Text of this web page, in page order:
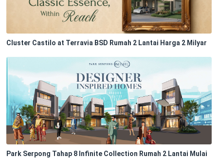
Cluster Castilo at Terravia BSD Rumah 2 Lantai Harga 2 Milyar
Park Serpong Tahap 8 Infinite Collection Rumah 2 Lantai Mulai